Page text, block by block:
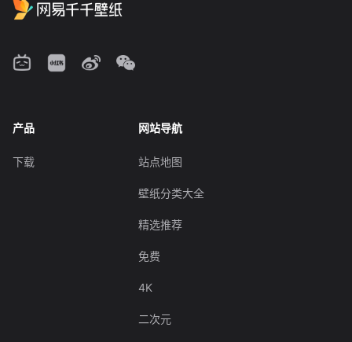
产品
下载
网站导航
站点地图
壁纸分类大全
精选推荐
免费
4K
二次元